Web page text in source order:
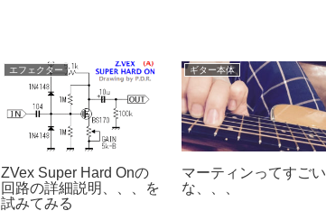
エフェクター
ZVex Super Hard Onの
回路の詳細説明、、、を
試みてみる
ギター本体
マーティンってすごい
な、、、